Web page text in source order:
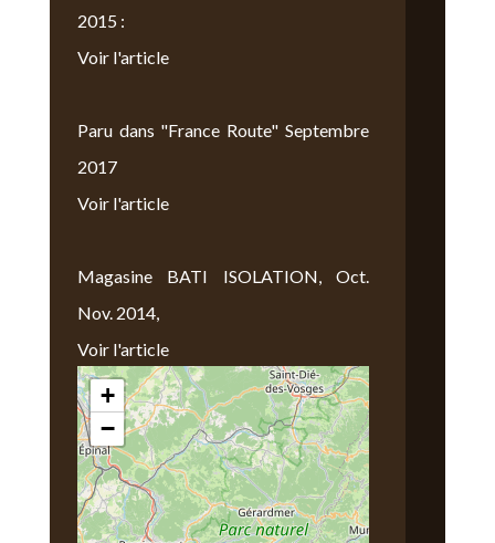
2015 :
Voir l'article
Paru dans "France Route" Septembre
2017
Voir l'article
Magasine BATI ISOLATION, Oct.
Nov. 2014,
Voir l'article
Nous Trouver
+
−